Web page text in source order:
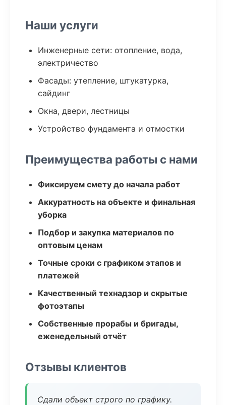
Наши услуги
Инженерные сети: отопление, вода,
электричество
Фасады: утепление, штукатурка,
сайдинг
Окна, двери, лестницы
Устройство фундамента и отмостки
Преимущества работы с нами
Фиксируем смету до начала работ
Аккуратность на объекте и финальная
уборка
Подбор и закупка материалов по
оптовым ценам
Точные сроки с графиком этапов и
платежей
Качественный технадзор и скрытые
фотоэтапы
Собственные прорабы и бригады,
еженедельный отчёт
Отзывы клиентов
Сдали объект строго по графику.